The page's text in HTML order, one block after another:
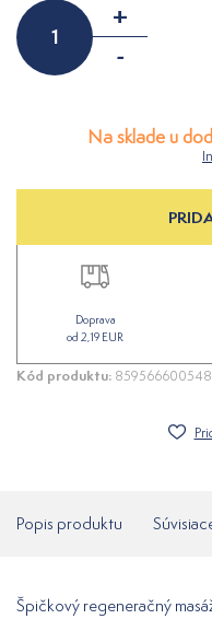
+
-
Na sklade u
Doprava
od 2,19 EUR
Kód produktu:
Popis produktu
Špičkový regeneračný